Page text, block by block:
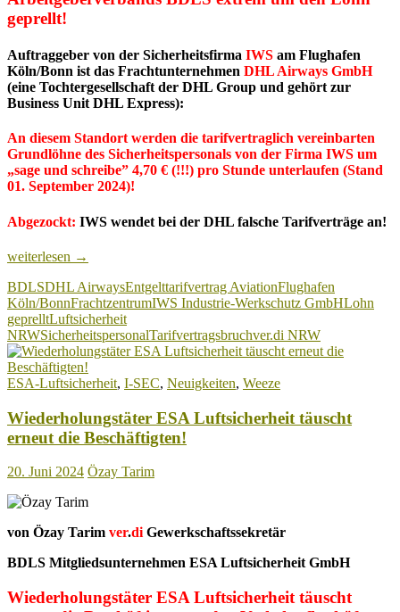
geprellt!
Auftraggeber von der Sicherheitsfirma IWS am Flughafen
Köln/Bonn ist das Frachtunternehmen DHL Airways GmbH
(eine Tochtergesellschaft der DHL Group und gehört zur
Business Unit DHL Express):
An diesem Standort werden die tarifvertraglich vereinbarten
Grundlöhne des Sicherheitspersonals von der Firma IWS um
„sage und schreibe” 4,70 € (!!!) pro Stunde unterlaufen (Stand
01. September 2024)!
Abgezockt: IWS wendet bei der DHL falsche Tarifverträge an!
Flughafen
Sicherheitskräfte
werden
vom
BDLS-
Mitgliedsunternehmen
um
den
geprellt!
weiterlesen →
BDLSDHL AirwaysEntgelttarifvertrag AviationFlughafen
Köln/BonnFrachtzentrumIWS Industrie-Werkschutz GmbHLohn
geprelltLuftsicherheit
NRWSicherheitspersonalTarifvertragsbruchver.di NRW
ESA-Luftsicherheit, I-SEC, Neuigkeiten, Weeze
Wiederholungstäter ESA Luftsicherheit täuscht
erneut die Beschäftigten!
20. Juni 2024 Özay Tarim
von Özay Tarim ver.di Gewerkschaftssekretär
BDLS Mitgliedsunternehmen ESA Luftsicherheit GmbH
Wiederholungstäter ESA Luftsicherheit täuscht